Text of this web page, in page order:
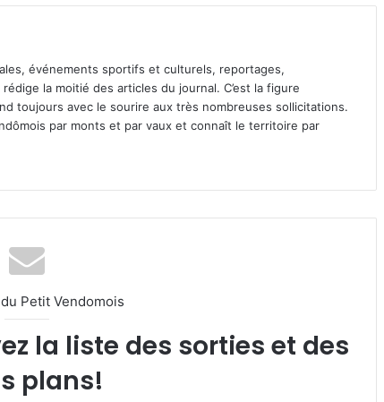
événements sportifs et culturels, reportages,
la moitié des articles du journal. C’est la figure
toujours avec le sourire aux très nombreuses sollicitations.
par monts et par vaux et connaît le territoire par
Petit Vendomois
la liste des sorties et des
plans!